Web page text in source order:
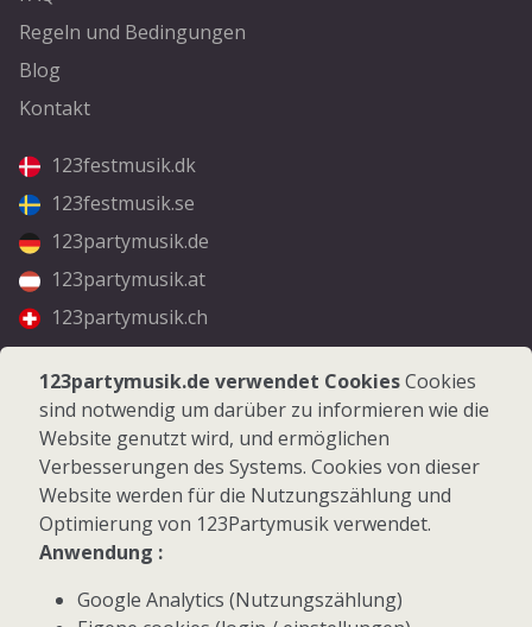
Regeln und Bedingungen
Blog
Kontakt
123festmusik.dk
123festmusik.se
123partymusik.de
123partymusik.at
123partymusik.ch
Folgen Sie uns
Facebook
Instagram
© 2026 123Partymusik.de - Alle Rechte vorbehalten
123partymusik.de verwendet CookiesCookies
sind notwendig um darüber zu informieren wie die
Website genutzt wird, und ermöglichen
Verbesserungen des Systems. Cookies von dieser
Website werden für die Nutzungszählung und
Optimierung von 123Partymusik verwendet.
Anwendung :
Google Analytics (Nutzungszählung)